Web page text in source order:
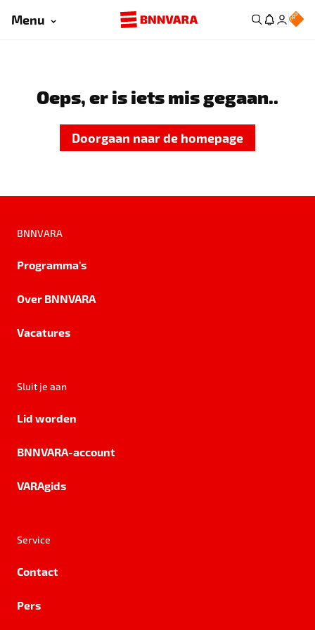
Menu
Oeps, er is iets mis gegaan..
Doorgaan naar de homepage
BNNVARA
Programma's
Over BNNVARA
Vacatures
Sluit je aan
Lid worden
BNNVARA-account
VARAgids
Service
Contact
Pers